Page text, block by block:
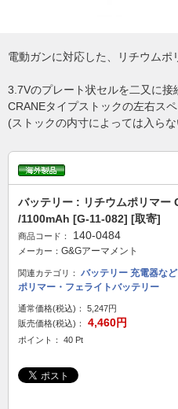
電動ガンに対応した、リチウムポ
3.7Vのプレート状セルを二又に
CRANEタイプストックの左右ス
(ストックの内寸によっては入ら
バッテリー : リチウムポリマー
/1100mAh [G-11-082] [取寄]
商品コード： 140-0484
メーカー： G&Gアーマメント
関連カテゴリ： バッテリー 充電器など
ポリマー・フェライトバッテリー
通常価格(税込)：
5,247円
販売価格(税込)：
4,460円
ポイント： 40 Pt